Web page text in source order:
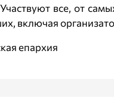
все, от
включая
епархия